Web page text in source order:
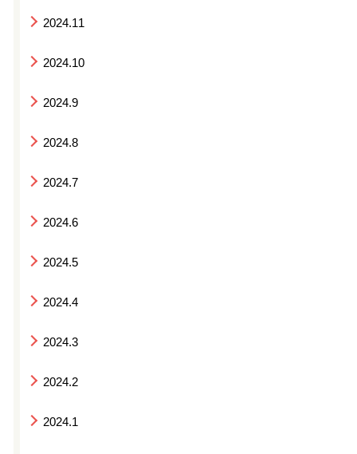
2024.11
2024.10
2024.9
2024.8
2024.7
2024.6
2024.5
2024.4
2024.3
2024.2
2024.1